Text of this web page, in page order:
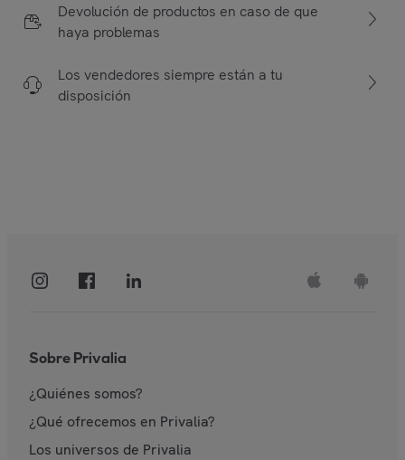
Devolución de productos en caso de que
haya problemas
Los vendedores siempre están a tu
disposición
Sobre Privalia
¿Quiénes somos?
¿Qué ofrecemos en Privalia?
Los universos de Privalia